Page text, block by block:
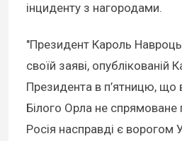
інциденту з нагородами.
"Президент Кароль
своїй заяві, опублікованій
Президента в п’ятницю, що
Білого Орла не спрямоване
Росія насправді є ворогом